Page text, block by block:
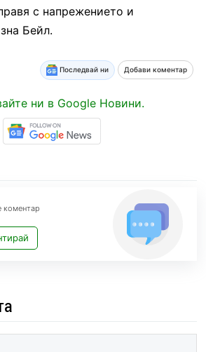
с напрежението и
Бейл.
Последвай ни Добави коментар
ни в Google Новини.
коментар